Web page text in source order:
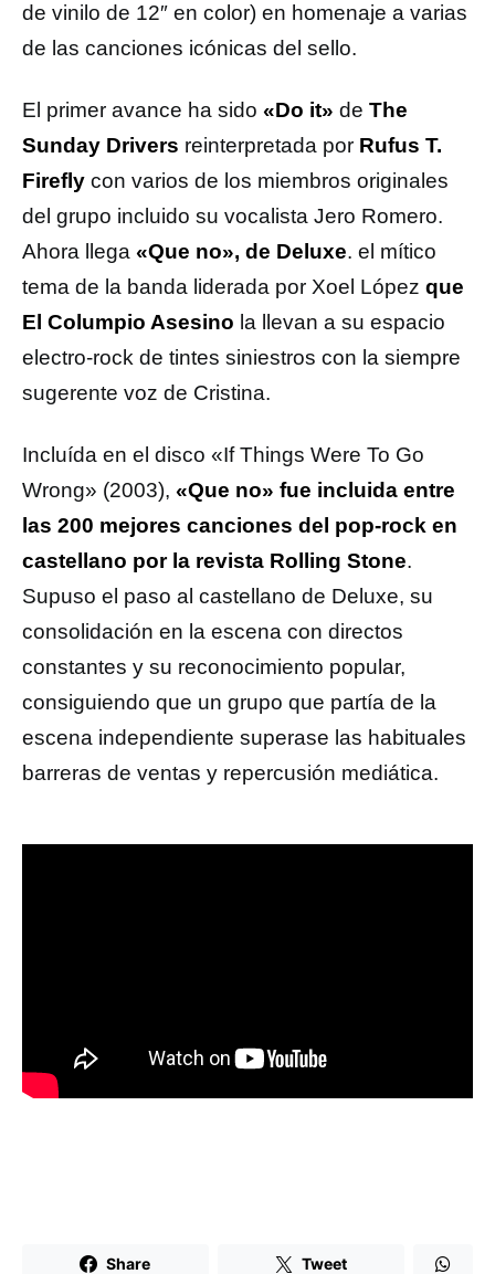
de vinilo de 12″ en color) en homenaje a varias
de las canciones icónicas del sello.
El primer avance ha sido «Do it» de The
Sunday Drivers reinterpretada por Rufus T.
Firefly con varios de los miembros originales
del grupo incluido su vocalista Jero Romero.
Ahora llega «Que no», de Deluxe. el mítico
tema de la banda liderada por Xoel López que
El Columpio Asesino la llevan a su espacio
electro-rock de tintes siniestros con la siempre
sugerente voz de Cristina.
Incluída en el disco «If Things Were To Go
Wrong» (2003), «Que no» fue incluida entre
las 200 mejores canciones del pop-rock en
castellano por la revista Rolling Stone.
Supuso el paso al castellano de Deluxe, su
consolidación en la escena con directos
constantes y su reconocimiento popular,
consiguiendo que un grupo que partía de la
escena independiente superase las habituales
barreras de ventas y repercusión mediática.
Share Tweet